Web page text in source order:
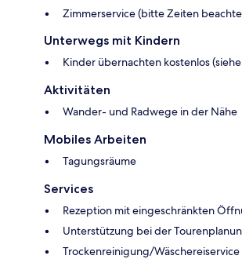
Zimmerservice (bitte Zeiten
Unterwegs mit Kindern
Kinder übernachten kostenlos
Aktivitäten
Wander- und Radwege in der Nähe
Mobiles Arbeiten
Tagungsräume
Services
Rezeption mit eingeschränkten
Unterstützung bei der
Trockenreinigung/Wäschereiservice